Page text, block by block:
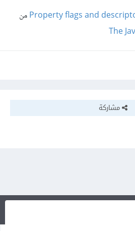
Property flags andمن
The
مشاركة